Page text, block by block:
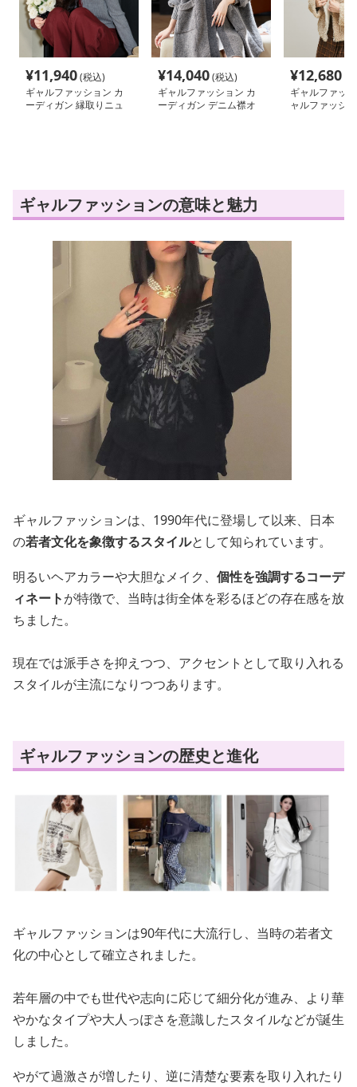
¥11,940(税込)
ギャルファッション カ
ーディガン 縁取りニュ
¥14,040(税込)
ギャルファッション カ
ーディガン デニム襟オ
¥12,680
ギャルファッ
ャルファッシ
ギャルファッションの意味と魅力
ギャルファッションは、1990年代に登場して以来、日本
の若者文化を象徴するスタイルとして知られています。
明るいヘアカラーや大胆なメイク、 個性を強調するコーデ
ィネートが特徴で、当時は街全体を彩るほどの存在感を放
ちました。
現在では派手さを抑えつつ、アクセントとして取り入れる
スタイルが主流になりつつあります。
ギャルファッションの歴史と進化
ギャルファッションは90年代に大流行し、当時の若者文
化の中心として確立されました。
若年層の中でも世代や志向に応じて細分化が進み、より華
やかなタイプや大人っぽさを意識したスタイルなどが誕生
しました。
やがて過激さが増したり、逆に清楚な要素を取り入れたり